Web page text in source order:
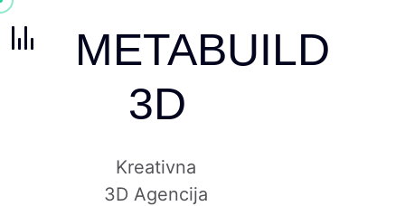
METABUILD
3D
Kreativna
3D Agencija